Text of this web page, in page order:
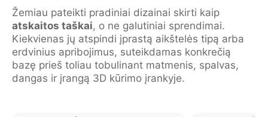
Žemiau pateikti pradiniai dizainai skirti kaip
atskaitos taškai, o ne galutiniai sprendimai.
Kiekvienas jų atspindi įprastą aikštelės tipą arba
erdvinius apribojimus, suteikdamas konkrečią
bazę prieš toliau tobulinant matmenis, spalvas,
dangas ir įrangą 3D kūrimo įrankyje.